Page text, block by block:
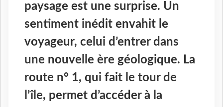
paysage est une surprise. Un
sentiment inédit envahit le
voyageur, celui d’entrer dans
une nouvelle ère géologique. La
route n° 1, qui fait le tour de
l’île, permet d’accéder à la